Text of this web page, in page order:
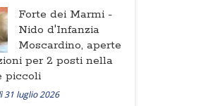
Forte dei Marmi -
Nido d'Infanzia
Moscardino, aperte
per 2 posti nella
piccoli
31 luglio 2026